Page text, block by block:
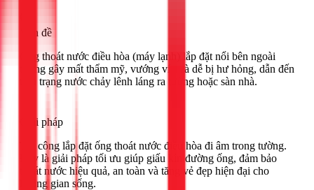
Vấn đề
Ống thoát nước điều hòa (máy lạnh) lắp đặt nổi bên ngoài
tường gây mất thẩm mỹ, vướng víu và dễ bị hư hỏng, dẫn đến
tình trạng nước chảy lênh láng ra tường hoặc sàn nhà.
Giải pháp
Thi công lắp đặt ống thoát nước điều hòa đi âm trong tường.
Đây là giải pháp tối ưu giúp giấu kín đường ống, đảm bảo
thoát nước hiệu quả, an toàn và tăng vẻ đẹp hiện đại cho
không gian sống.